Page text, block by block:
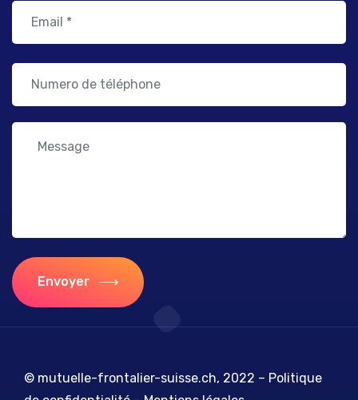
Envoyer
© mutuelle-frontalier-suisse.ch, 2022 – Politique